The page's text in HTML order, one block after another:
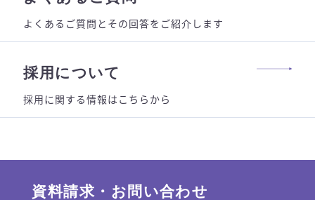
よくあるご質問とその回答をご紹介します
採用について
採用に関する情報はこちらから
資料請求・お問い合わせ